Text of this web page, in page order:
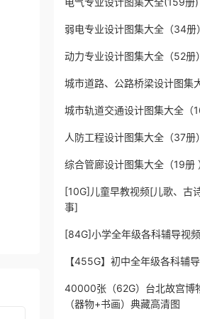
弱电专业设计图集大全（34册）
动力专业设计图集大全（52册）
城市道路、公路桥梁设计图集
城市轨道交通设计图集大全（
人防工程设计图集大全（37册）
综合管廊设计图集大全（19册
[10G]儿童早教视频[儿歌、古
事]
[84G]小学全年级各科辅导视
【455G】初中全年级各科辅
40000张（62G）台北故宫博
（器物+书画）典藏高清图